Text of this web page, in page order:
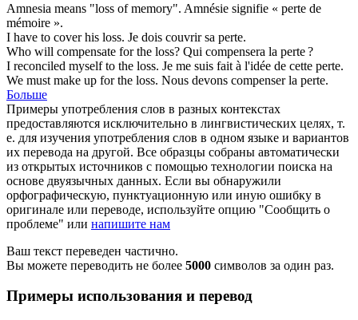
Amnesia means "loss of memory". Amnésie signifie « perte de
mémoire ».
I have to cover his loss. Je dois couvrir sa perte.
Who will compensate for the loss? Qui compensera la perte?
I reconciled myself to the loss. Je me suis fait à l'idée de cette perte.
We must make up for the loss. Nous devons compenser la perte.
Больше
Примеры употребления слов в разных контекстах
предоставляются исключительно в лингвистических целях, т.
е. для изучения употребления слов в одном языке и вариантов
их перевода на другой. Все образцы собраны автоматически
из открытых источников с помощью технологии поиска на
основе двуязычных данных. Если вы обнаружили
орфографическую, пунктуационную или иную ошибку в
оригинале или переводе, используйте опцию "Сообщить о
проблеме" или напишите нам
Ваш текст переведен частично.
Вы можете переводить не более 5000 символов за один раз.
Примеры использования и перевод